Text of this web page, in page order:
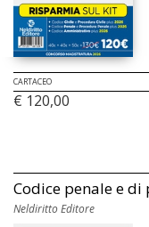
CARTACEO
€ 120,00
Codice penale e di
Neldiritto Editore